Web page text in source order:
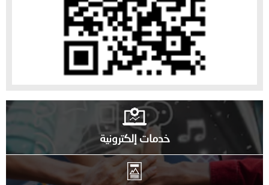
خدمات إلكترونية